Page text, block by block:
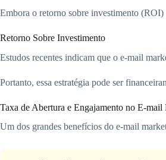
Embora o retorno sobre investimento (ROI)
Retorno Sobre Investimento
Estudos recentes indicam que o e-mail
Portanto, essa estratégia pode ser
Taxa de Abertura e Engajamento no E-
Um dos grandes benefícios do e-mail